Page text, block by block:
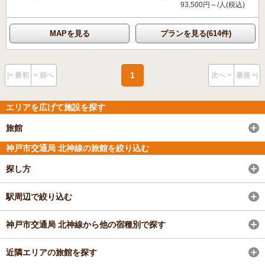
93,500円～/人(税込)
MAPを見る プランを見る(614件)
|< 最初 < 前へ 1 次へ > 最後 >|
エリアを広げて施設を探す
旅館
神戸市交通局 北神線の旅館を絞り込む
探し方
駅周辺で絞り込む
神戸市交通局 北神線から他の宿種別で探す
近隣エリアの旅館を探す